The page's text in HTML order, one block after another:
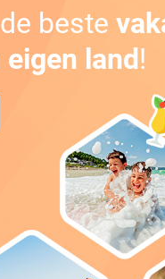
beste
land!